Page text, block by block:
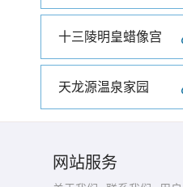
十三陵明皇蜡像宫
天龙源温泉家园
网站服务